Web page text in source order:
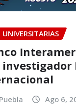
UNIVERSITARIAS
Ago 6,